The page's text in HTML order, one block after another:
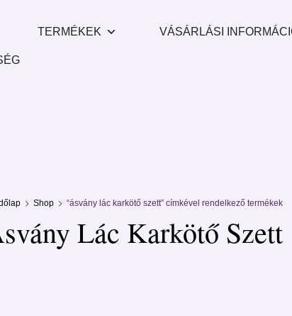
TERMÉKEK VÁSÁRLÁSI
Shop “ásvány lác karkötő szett” címkével rendelkező termékek
Lác Karkötő Szett